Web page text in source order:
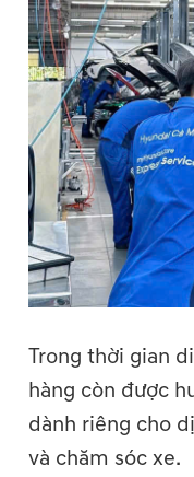
Trong thời gian
hàng còn được
dành riêng cho
và chăm sóc xe.